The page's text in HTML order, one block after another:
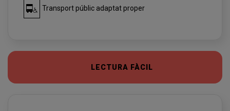
Transport públic adaptat proper
LECTURA FÀCIL